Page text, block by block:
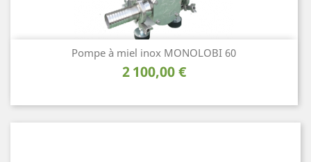
Pompe à miel inox MONOLOBI 60
Prix
2 100,00 €